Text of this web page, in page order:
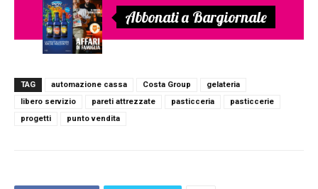
Abbonati a Bargiornale
TAG automazione cassa Costa Group
gelateria
libero servizio
pareti attrezzate pasticceria
pasticcerie
progetti
punto vendita